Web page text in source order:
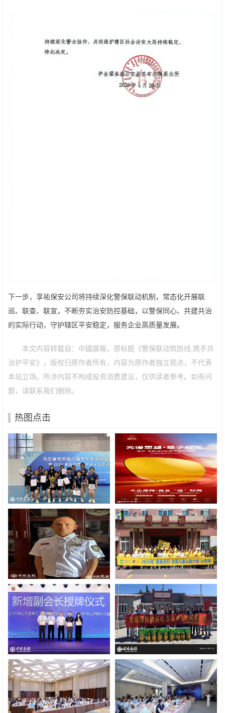
下一步，享祐保安公司将持续深化警保联动机制，常态化开展联
巡、联查、联宣，不断夯实治安防控基础，以警保同心、共建共治
的实际行动，守护辖区平安稳定，服务企业高质量发展。
本文内容转载自：中國晨報，原标题《警保联动筑防线,携手共
治护平安》，版权归原作者所有，内容为原作者独立观点，不代表
本站立场。所涉内容不构成投资消费建议，仅供读者参考。如有问
题，请联系我们删除。
热图点击